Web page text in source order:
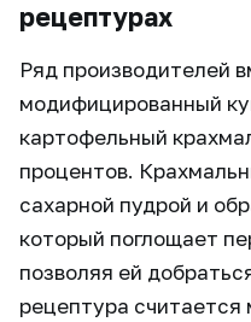
рецептурах
Ряд производителей
модифицированный
картофельный
процентов.
сахарной пудрой и
который поглощает
позволяя ей
рецептура считается